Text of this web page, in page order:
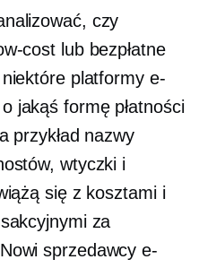
czy
cost lub bezpłatne
platformy e-
jakąś formę płatności
przykład nazwy
wtyczki i
się z kosztami i
za
sprzedawcy e-